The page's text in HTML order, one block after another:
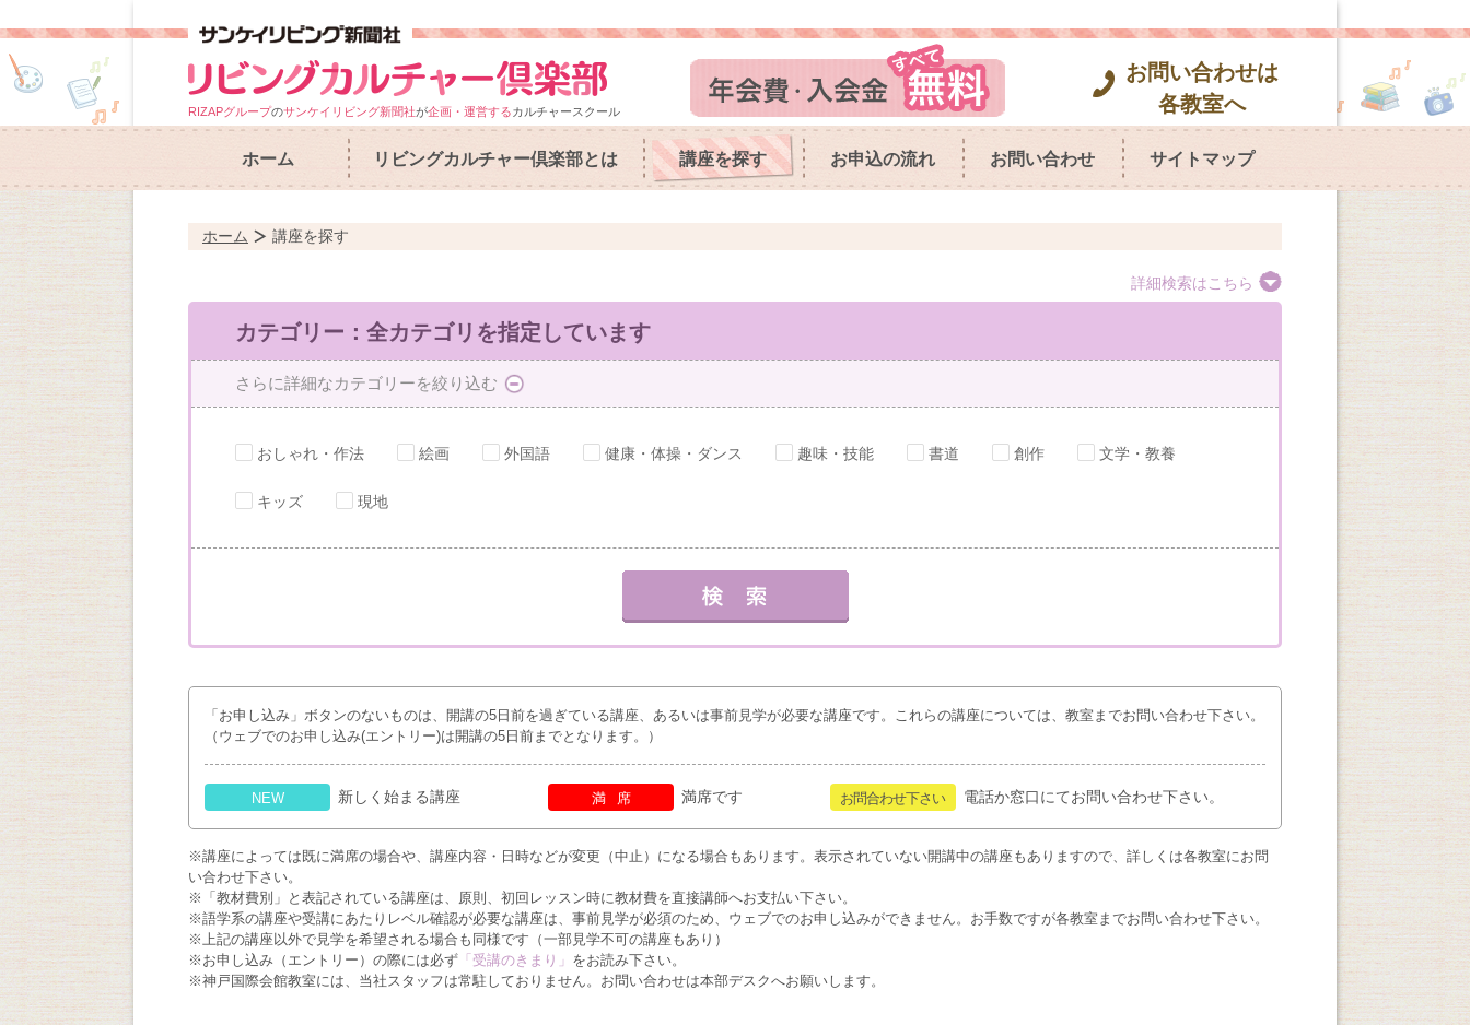
RIZAPグループのサンケイリビング新聞社が企画・運営するカルチャースクール
お問い合わせは
各教室へ
ホーム リビングカルチャー倶楽部とは 講座を探す お申込の流れ お問い合わせ サイトマップ
ホーム 講座を探す
詳細検索はこちら
カテゴリー：全カテゴリを指定しています
さらに詳細なカテゴリーを絞り込む
おしゃれ・作法 絵画 外国語 健康・体操・ダンス 趣味・技能 書道 創作 文学・教養
キッズ 現地
「お申し込み」ボタンのないものは、開講の5日前を過ぎている講座、あるいは事前見学が必要な講座です。これらの講座については、教室までお問い合わせ下さい。
（ウェブでのお申し込み(エントリー)は開講の5日前までとなります。）
NEW 新しく始まる講座 満席 満席です お問合わせ下さい 電話か窓口にてお問い合わせ下さい。
※講座によっては既に満席の場合や、講座内容・日時などが変更（中止）になる場合もあります。表示されていない開講中の講座もありますので、詳しくは各教室にお問
い合わせ下さい。
※「教材費別」と表記されている講座は、原則、初回レッスン時に教材費を直接講師へお支払い下さい。
※語学系の講座や受講にあたりレベル確認が必要な講座は、事前見学が必須のため、ウェブでのお申し込みができません。お手数ですが各教室までお問い合わせ下さい。
※上記の講座以外で見学を希望される場合も同様です（一部見学不可の講座もあり）
※お申し込み（エントリー）の際には必ず 「受講のきまり」 をお読み下さい。
※神戸国際会館教室には、当社スタッフは常駐しておりません。お問い合わせは本部デスクへお願いします。